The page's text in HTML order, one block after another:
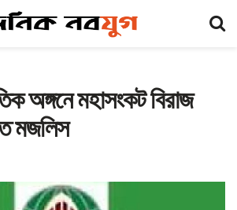
অঙ্গনে মহাসংকট বিরাজ
মজলিস